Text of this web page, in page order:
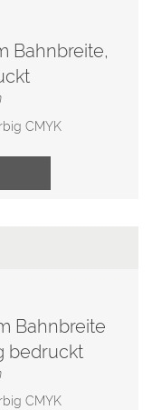
Bahnbreite,
CMYK
Bahnbreite
bedruckt
CMYK